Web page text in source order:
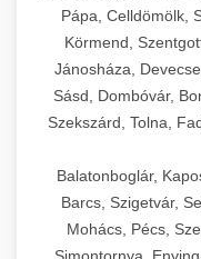
Pápa, Celldömölk,
Körmend,
Jánosháza,
Sásd, Dombóvár,
Szekszárd, Tolna,
Balatonboglár,
Barcs, Szigetvár,
Mohács, Pécs,